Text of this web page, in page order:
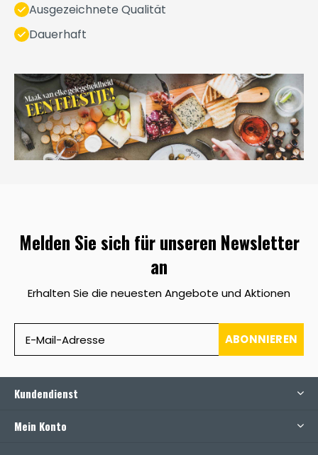
Ausgezeichnete Qualität
Dauerhaft
Melden Sie sich für unseren Newsletter
an
Erhalten Sie die neuesten Angebote und Aktionen
ABONNIEREN
Kundendienst
Mein Konto